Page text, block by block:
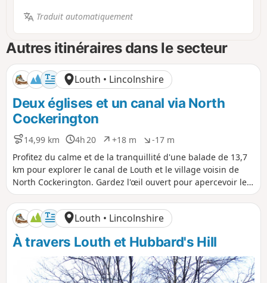
Traduit automatiquement
Autres itinéraires dans le secteur
Louth • Lincolnshire
Deux églises et un canal via North
Cockerington
14,99 km
D
i
s
t
a
n
c
e
4h 20
D
u
r
é
e
+18 m
D
é
n
i
v
e
l
é
p
o
i
t
-17 m
D
é
n
i
v
e
l
é
n
é
a
t
Profitez du calme et de la tranquillité d'une balade de 13,7
km pour explorer le canal de Louth et le village voisin de
North Cockerington. Gardez l'œil ouvert pour apercevoir le
bleu vif du martin-pêcheur ou les pitreries des poules d'eau
qui se chamaillent entre elles.
Louth • Lincolnshire
À travers Louth et Hubbard's Hill